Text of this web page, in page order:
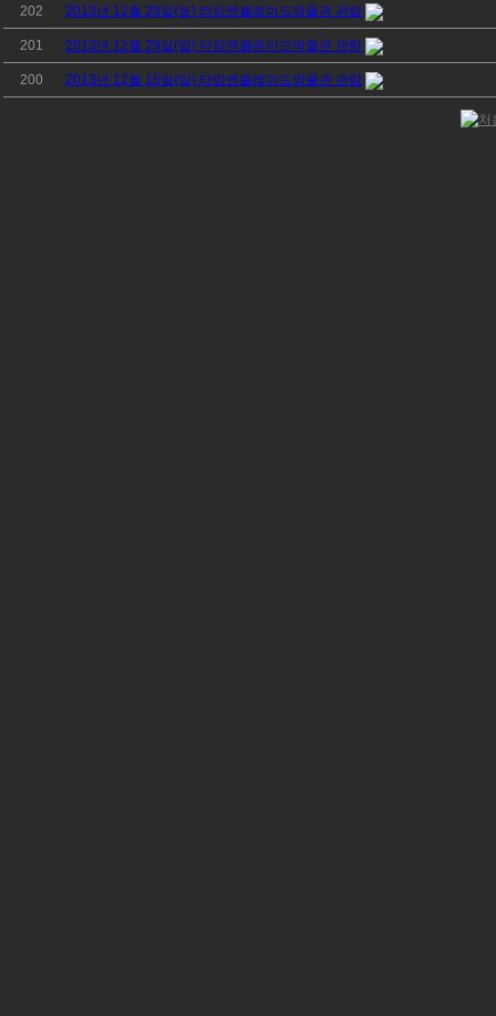
202 2013년 12월 28일(토) 타임앤블레이드박물관 관람
201 2013년 12월 29일(일) 타임앤블레이드박물관 관람
200 2013년 12월 15일(일) 타임앤블레이드박물관 관람